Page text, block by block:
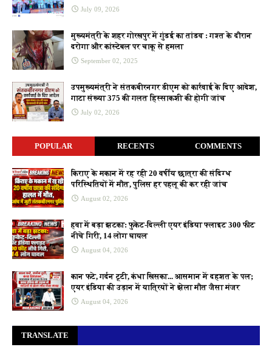
July 09, 2026
मुख्यमंत्री के शहर गोरखपुर में गुंडई का तांडव : गश्त के दौरान
दरोगा और कांस्टेबल पर चाकू से हमला
September 02, 2025
उपमुख्यमंत्री ने संतकबीरनगर डीएम को कार्रवाई के दिए आदेश,
गाटा संख्या 375 की गलत हिस्साकशी की होगी जांच
July 02, 2026
POPULAR RECENTS COMMENTS
किराए के मकान में रह रही 20 वर्षीय छात्रा की संदिग्ध
परिस्थितियों में मौत, पुलिस हर पहलू की कर रही जांच
August 02, 2026
हवा में बड़ा झटका: फुकेट-दिल्ली एयर इंडिया फ्लाइट 300 फीट
नीचे गिरी, 14 लोग घायल
August 04, 2026
कान फटे, गर्दन टूटी, कंधा खिसका... आसमान में दहशत के पल;
एयर इंडिया की उड़ान में यात्रियों ने झेला मौत जैसा मंजर
August 04, 2026
TRANSLATE